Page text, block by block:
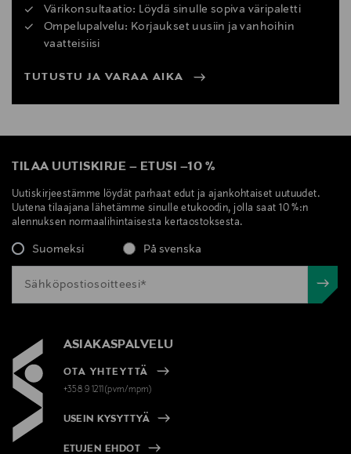
Värikonsultaatio: Löydä sinulle sopiva väripaletti
Ompelupalvelu: Korjaukset uusiin ja vanhoihin
vaatteisiisi
TUTUSTU JA VARAA AIKA
TILAA UUTISKIRJE – ETUSI –10 %
Uutiskirjeestämme löydät parhaat edut ja ajankohtaiset uutuudet.
Uutena tilaajana lähetämme sinulle etukoodin, jolla saat 10 %:n
alennuksen normaalihintaisesta kertaostoksesta.
Suomeksi På svenska
ASIAKASPALVELU
OTA YHTEYTTÄ
+358 9 1211(pvm/mpm)
USEIN KYSYTTYÄ
ETUJEN EHDOT